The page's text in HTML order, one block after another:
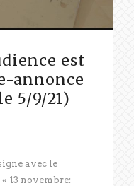
est
annonce
5/9/21)
avec le
13 novembre: